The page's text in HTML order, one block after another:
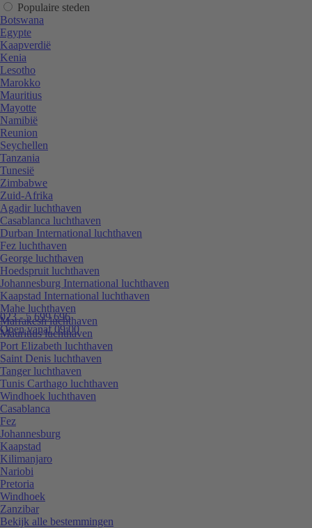
023 - 5 699 696
Open vanaf 09:00
Populaire steden
Botswana
Egypte
Kaapverdië
Kenia
Lesotho
Marokko
Mauritius
Mayotte
Namibië
Reunion
Seychellen
Tanzania
Tunesië
Zimbabwe
Zuid-Afrika
Agadir luchthaven
Casablanca luchthaven
Durban International luchthaven
Fez luchthaven
George luchthaven
Hoedspruit luchthaven
Johannesburg International luchthaven
Kaapstad International luchthaven
Mahe luchthaven
Marrakesh luchthaven
Mauritius luchthaven
Port Elizabeth luchthaven
Saint Denis luchthaven
Tanger luchthaven
Tunis Carthago luchthaven
Windhoek luchthaven
Casablanca
Fez
Johannesburg
Kaapstad
Kilimanjaro
Nariobi
Pretoria
Windhoek
Zanzibar
Bekijk alle bestemmingen